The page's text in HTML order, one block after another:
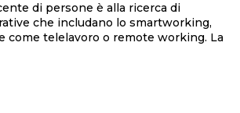
di persone è alla ricerca di
che includano lo smartworking,
come telelavoro o remote working. La